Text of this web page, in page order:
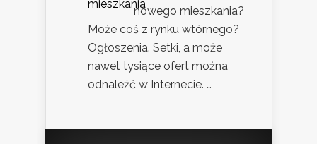
nowego mieszkania?
Może coś z rynku wtórnego?
Ogłoszenia. Setki, a może
nawet tysiące ofert można
odnaleźć w Internecie. …